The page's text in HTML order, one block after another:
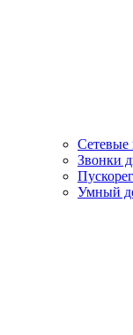
Сетевые
Звонки
Умный